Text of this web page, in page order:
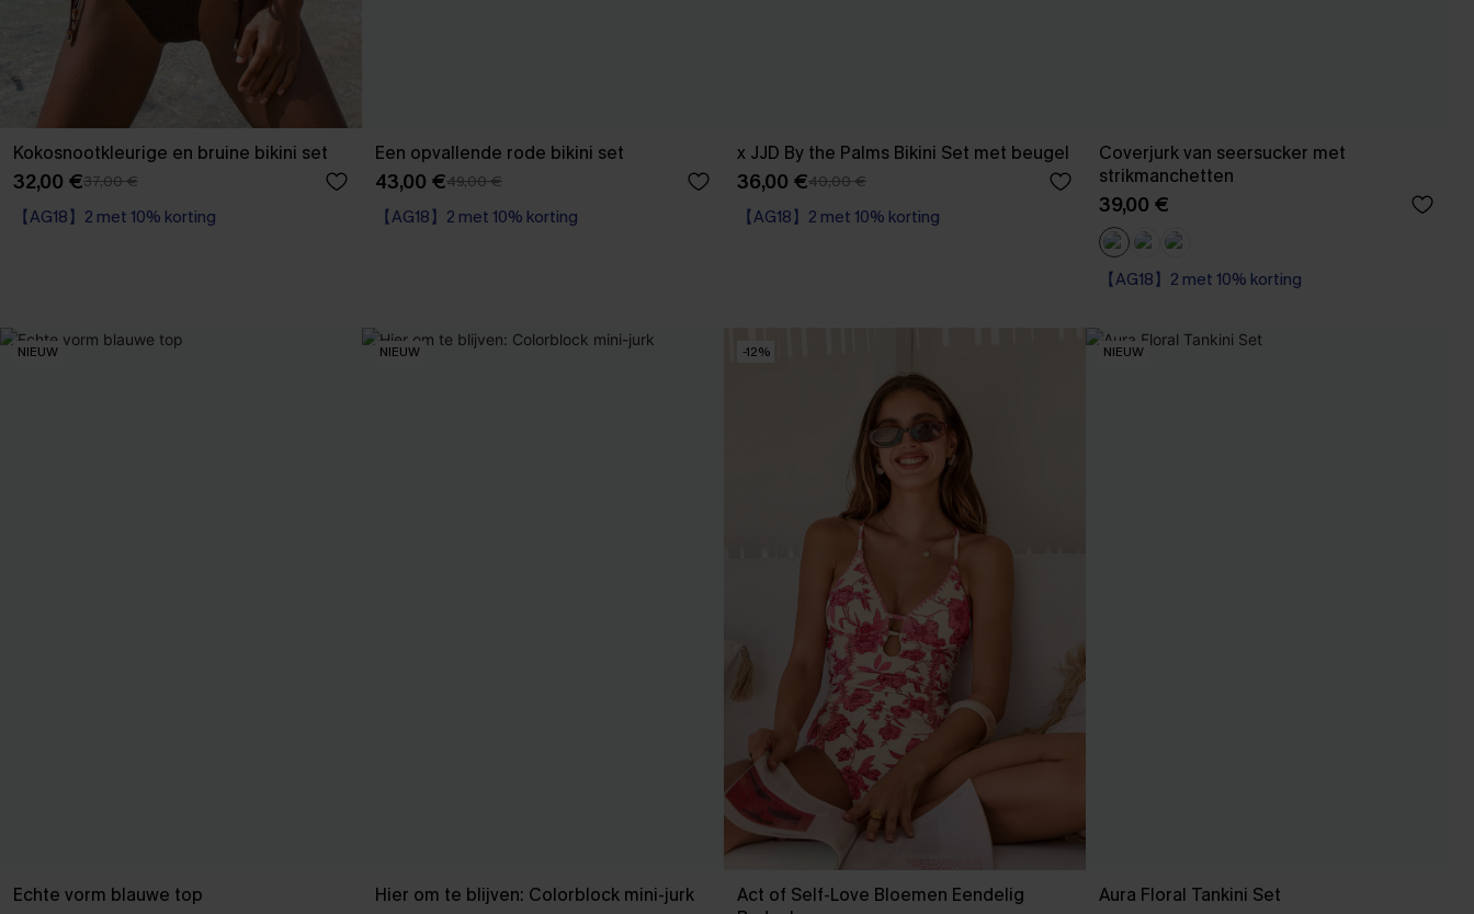
Kokosnootkleurige en bruine bikini set
32,00 €37,00 €
【AG18】2 met 10% korting
Een opvallende rode bikini set
43,00 €49,00 €
【AG18】2 met 10% korting
x JJD By the Palms Bikini Set met beugel
36,00 €40,00 €
【AG18】2 met 10% korting
Coverjurk van seersucker met
strikmanchetten
39,00 €
【AG18】2 met 10% korting
【AG18】2 met 10% korting
NIEUW
Echte vorm blauwe top
NIEUW
Hier om te blijven: Colorblock mini-jurk
-12%
Act of Self-Love Bloemen Eendelig
NIEUW
Aura Floral Tankini Set